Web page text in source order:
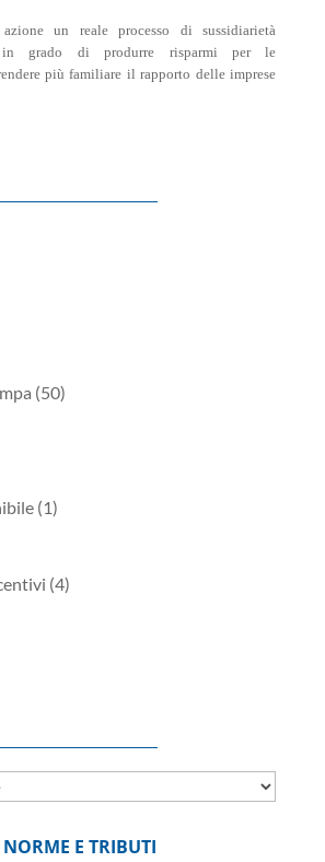
un reale processo di sussidiarietà
in grado di produrre risparmi per le
più familiare il rapporto delle imprese
(50)
(1)
(4)
E TRIBUTI